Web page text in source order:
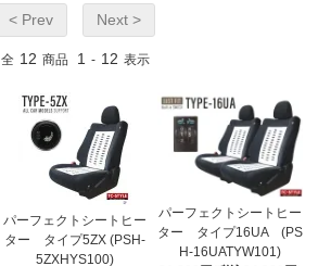
< Prev Next >
全 12 商品 1 - 12 表示
パーフェクトシートヒー
ター タイプ5ZX (PSH-
5ZXHYS100)
パーフェクトシートヒー
ター タイプ16UA (PS
H-16UATYW101)